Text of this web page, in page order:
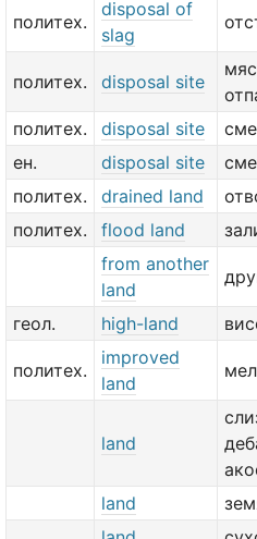
политех.
disposal of
slag
политех. disposal site
политех.
disposal site
ен.
disposal site
политех.
drained land
политех.
flood land
from another
land
геол. high-land
политех.
improved
land
land
land